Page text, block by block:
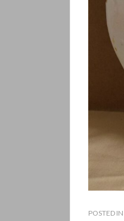
POSTED IN